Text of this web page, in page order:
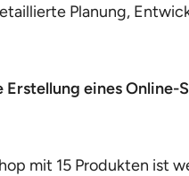
Planung,
Erstellung eines Online-
mit 15 Produkten ist